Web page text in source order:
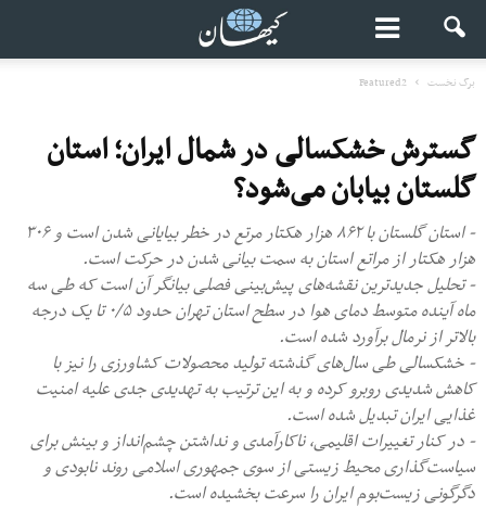
برگ نخست Featured2
گسترش خشکسالی در شمال ایران؛ استان
گلستان بیابان می‌شود؟
- استان گلستان با ۸۶۲ هزار هکتار مرتع در خطر بیایانی شدن است و ۳۰۶
هزار هکتار از مراتع استان به سمت بیانی شدن در حرکت است.
- تحلیل جدیدترین نقشه‌های پیش‌بینی فصلی بیانگر آن است که طی سه
ماه آینده متوسط دمای هوا در سطح استان تهران حدود ۰/۵ تا یک درجه
بالاتر از نرمال برآورد شده است.
- خشکسالی‌ طی سال‌های گذشته تولید محصولات کشاورزی را نیز با
کاهش شدیدی روبرو کرده و به این ترتیب به تهدیدی جدی علیه امنیت
غذایی ایران تبدیل شده است.
- در کنار تغییرات اقلیمی، ناکارآمدی و نداشتن چشم‌انداز و بینش برای
سیاست‌گذاری محیط‌ زیستی از سوی جمهوری اسلامی روند نابودی و
دگرگونی زیست‌بوم ایران را سرعت بخشیده است.